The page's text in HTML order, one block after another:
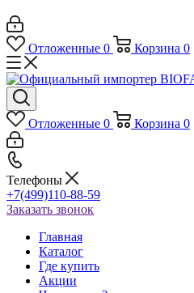
Отложенные 0 Корзина 0
Отложенные 0 Корзина 0
Телефоны
+7(499)110-88-59
Заказать звонок
Главная
Каталог
Где купить
Акции